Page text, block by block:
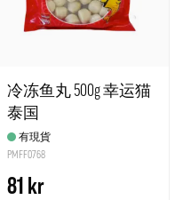
冷冻鱼丸 500g 幸运猫
泰国
有現貨
PMFF0768
81 kr